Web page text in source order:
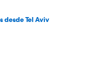
desde Tel Aviv